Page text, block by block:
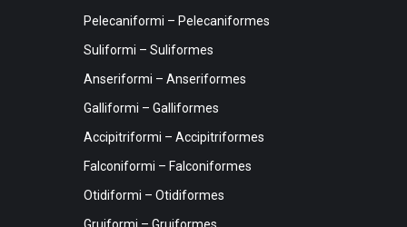
Pelecaniformi – Pelecaniformes
Suliformi – Suliformes
Anseriformi – Anseriformes
Galliformi – Galliformes
Accipitriformi – Accipitriformes
Falconiformi – Falconiformes
Otidiformi – Otidiformes
Gruiformi – Gruiformes